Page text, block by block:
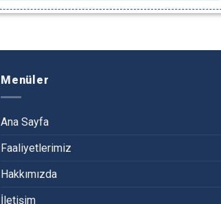
Menüler
Ana Sayfa
Faaliyetlerimiz
Hakkımızda
İletişim